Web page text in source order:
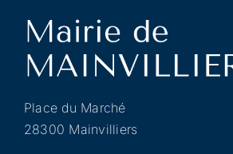
Place du Marché
28300 Mainvilliers